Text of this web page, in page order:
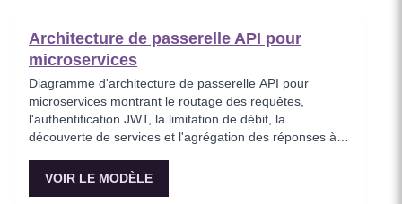
Architecture de passerelle API pour
microservices
Diagramme d'architecture de passerelle API pour
microservices montrant le routage des requêtes,
l'authentification JWT, la limitation de débit, la
découverte de services et l'agrégation des réponses à
représente le point d'entrée de tout le trafic client dans
VOIR LE MODÈLE